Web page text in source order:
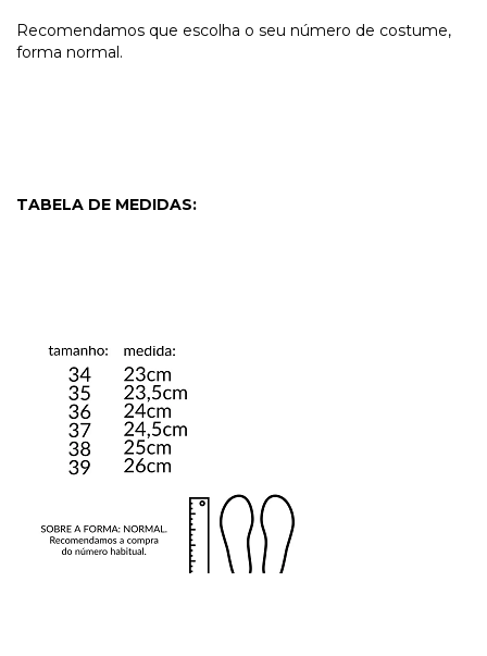
Recomendamos que escolha o seu número de costume,
forma normal.
TABELA DE MEDIDAS: